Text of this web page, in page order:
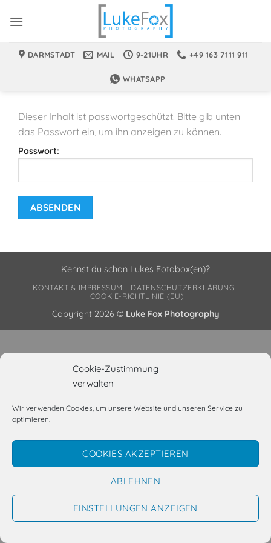
Cookie-Zustimmung
verwalten
Wir verwenden Cookies, um unsere Website und unseren Service zu
optimieren.
COOKIES AKZEPTIEREN
ABLEHNEN
EINSTELLUNGEN ANZEIGEN
Inhalt
DARMSTADT MAIL 9-21UHR +49 163 7111 911
WHATSAPP
Dieser Inhalt ist passwortgeschützt. Bitte gib unten
das Passwort ein, um ihn anzeigen zu können.
Passwort:
Kennst du schon Lukes Fotobox(en)?
KONTAKT & IMPRESSUM
DATENSCHUTZERKLÄRUNG
COOKIE-RICHTLINIE (EU)
Copyright 2026 © Luke Fox Photography